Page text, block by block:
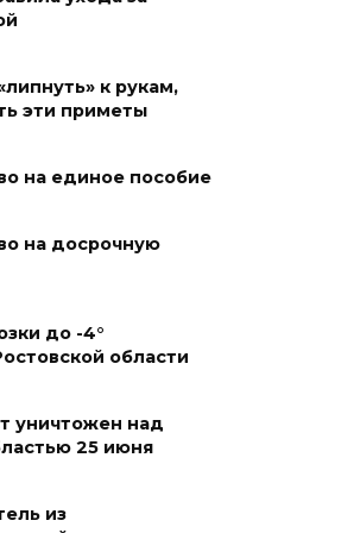
районе
из-за
стелу
призвала
осторожными
к рукам,
эти приметы
на единое пособие
на досрочную
до -4°
области
уничтожен над
25 июня
из